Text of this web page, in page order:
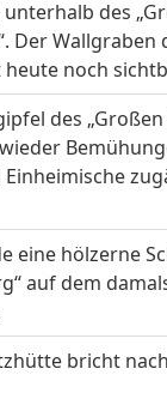
unterhalb des
Der Wallgraben
noch
des
eine hölzerne
auf dem
bricht